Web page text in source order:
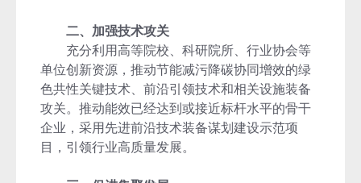
二、加强技术攻关
充分利用高等院校、科研院所、行业协会等
单位创新资源，推动节能减污降碳协同增效的绿
色共性关键技术、前沿引领技术和相关设施装备
攻关。推动能效已经达到或接近标杆水平的骨干
企业，采用先进前沿技术装备谋划建设示范项
目，引领行业高质量发展。